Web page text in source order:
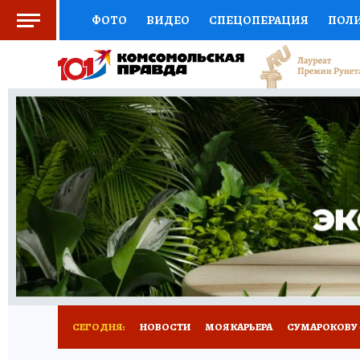
ФОТО ВИДЕО СПЕЦОПЕРАЦИЯ
СОЦПОДДЕРЖКА НАУКА АФИША
ВЫБОР ЭКСПЕРТОВ ДОКТОР
КНИЖНАЯ ПОЛКА ПРОГНОЗЫ НА СПОРТ
ПРЕСС-ЦЕНТР НЕДВИЖИМОСТЬ
РАДИО КП РЕКЛАМА ТЕСТЫ НОВОЕ
СЕГОДНЯ: НОВОСТИ МОЯ КАРЬЕРА СУМАРОКОВУ